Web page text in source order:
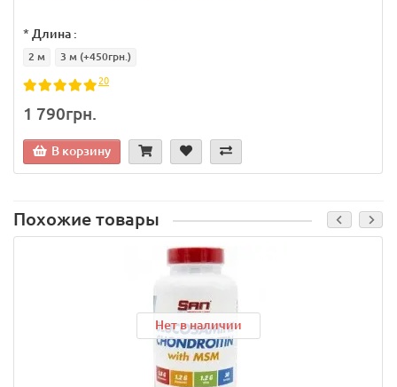
* Длина :
2 м 3 м (+450грн.)
20
1 790грн.
В корзину
Похожие товары
Нет в наличии